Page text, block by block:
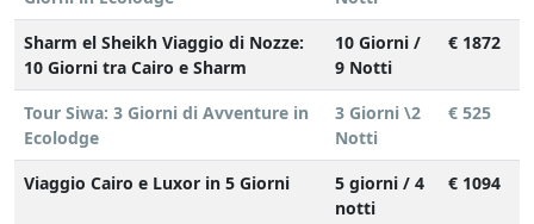
Sharm el Sheikh Viaggio di Nozze:
10 Giorni tra Cairo e Sharm
10 Giorni /
9 Notti
€ 1872
Tour Siwa: 3 Giorni di Avventure in
Ecolodge
3 Giorni \2
Notti
€ 525
Viaggio Cairo e Luxor in 5 Giorni
5 giorni / 4
notti
€ 1094